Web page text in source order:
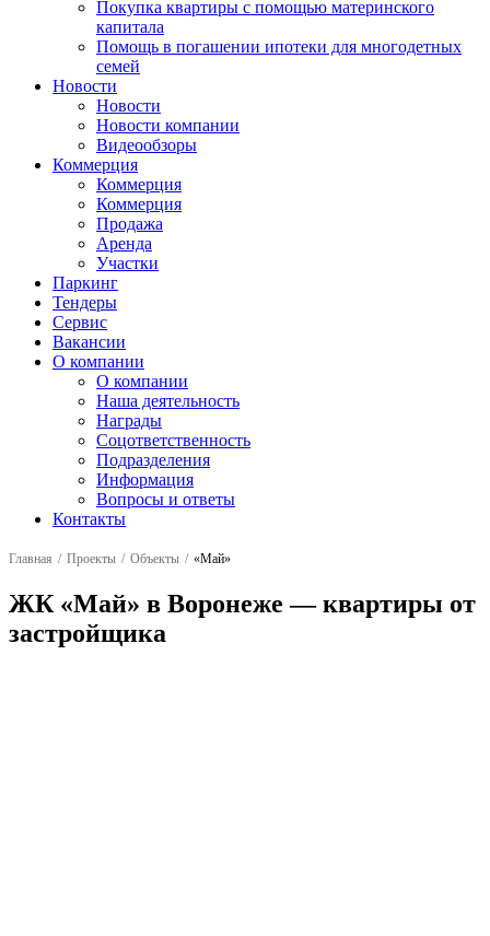
Покупка квартиры с помощью материнского
капитала
Помощь в погашении ипотеки для многодетных
семей
Новости
Новости
Новости компании
Видеообзоры
Коммерция
Коммерция
Коммерция
Продажа
Аренда
Участки
Паркинг
Тендеры
Сервис
Вакансии
О компании
О компании
Наша деятельность
Награды
Соцответственность
Подразделения
Информация
Вопросы и ответы
Контакты
Главная Проекты Объекты «Май»
ЖК «Май» в Воронеже — квартиры от
застройщика